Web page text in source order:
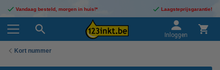
Vandaag besteld, morgen in huis!* Laagsteprijsgarantie!
Inloggen
Kort nummer